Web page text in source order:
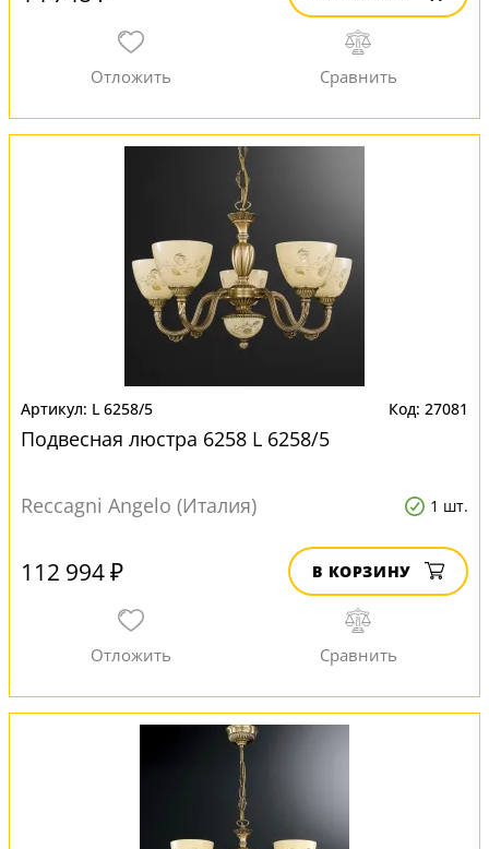
L 6258/5 27081
Подвесная люстра 6258 L 6258/5
Reccagni Angelo (Италия) 1 шт.
112 994 ₽ В КОРЗИНУ